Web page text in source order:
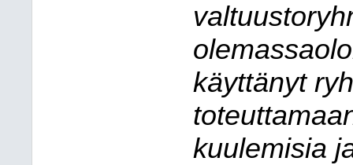
käyttänyt
kuulemisia